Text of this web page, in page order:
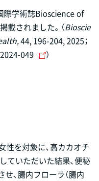
際学術誌Bioscience of
されました。（Bioscie
44, 196-204, 2025；
049
）
性を対象に、高カカオチ
ていただいた結果、便秘
、腸内フローラ（腸内